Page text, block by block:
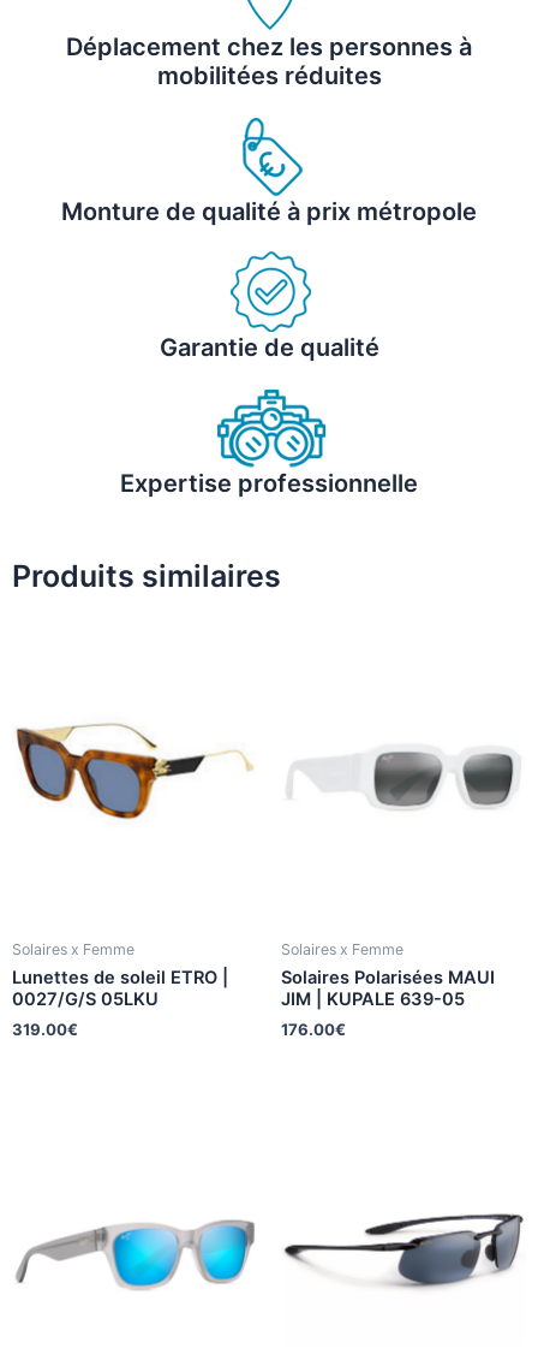
Déplacement chez les personnes à
mobilitées réduites
Monture de qualité à prix métropole
Garantie de qualité
Expertise professionnelle
Produits similaires
Solaires x Femme
Lunettes de soleil ETRO |
0027/G/S 05LKU
319.00€
Solaires x Femme
Solaires Polarisées MAUI
JIM | KUPALE 639-05
176.00€